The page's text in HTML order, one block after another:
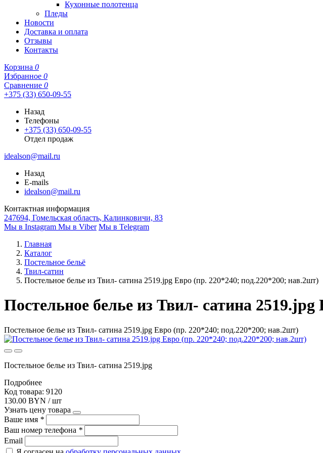
Кухонные полотенца
Пледы
Новости
Доставка и оплата
Отзывы
Контакты
Корзина 0
Избранное 0
Сравнение 0
+375 (33) 650-09-55
Назад
Телефоны
+375 (33) 650-09-55
Отдел продаж
idealson@mail.ru
Назад
E-mails
idealson@mail.ru
Контактная информация
247694, Гомельская область, Калинковичи, 83
Мы в Instagram Мы в Viber Мы в Telegram
Главная
Каталог
Постельное бельё
Твил-сатин
Постельное белье из Твил- сатина 2519.jpg Евро (пр. 220*240; под.220*200; нав.2шт)
Постельное белье из Твил- сатина
Постельное белье из Твил- сатина 2519.jpg Евро (пр. 220*240; под.220*200; нав.2шт)
Постельное белье из Твил- сатина 2519.jpg
Подробнее
Код товара: 9120
130.00 BYN / шт
Узнать цену товара
Ваше имя *
Ваш номер телефона *
Email